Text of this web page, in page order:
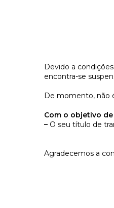
Devido a
encontra-se
De momento, não
Com o objetivo
– O seu título de
Agradecemos a